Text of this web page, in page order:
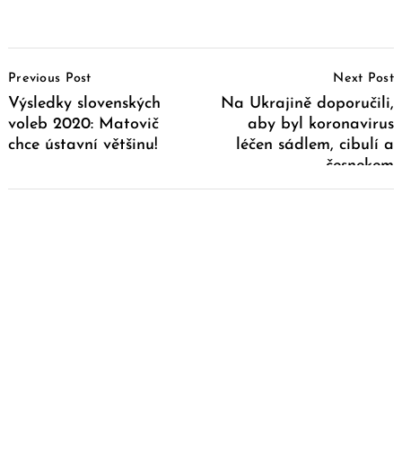
Navigation
Previous Post
Výsledky slovenských
voleb 2020: Matovič
chce ústavní většinu!
Next Post
Na Ukrajině doporučili,
aby byl koronavirus
léčen sádlem, cibulí a
česnekem